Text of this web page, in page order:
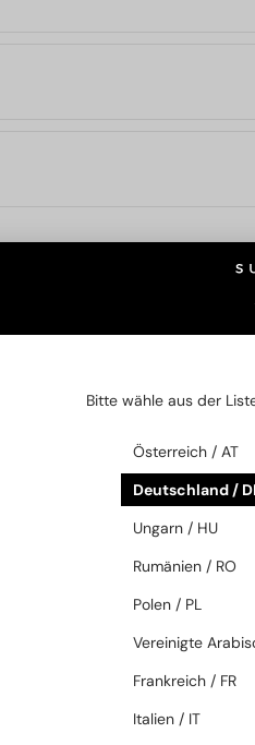
SIE AUCH
2-4 WERKTAGE
MU 11ZS - 16K01O - 51
Bitte wähle aus der
Österreich / AT
Deutschland /
Ungarn / HU
Rumänien / RO
Polen / PL
Vereinigte
Frankreich / FR
Italien / IT